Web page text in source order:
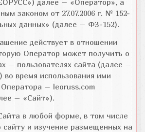
далее – «Оператор», а
законом от 27.07.2006 г. № 152-
данных» (далее – ФЗ-152).
действует в отношении
Оператор может получить о
– пользователях сайта (далее –
во время использования ими
– leoruss.com
– «Сайт»).
в любой форме, в том числе
и изучение размещенных на